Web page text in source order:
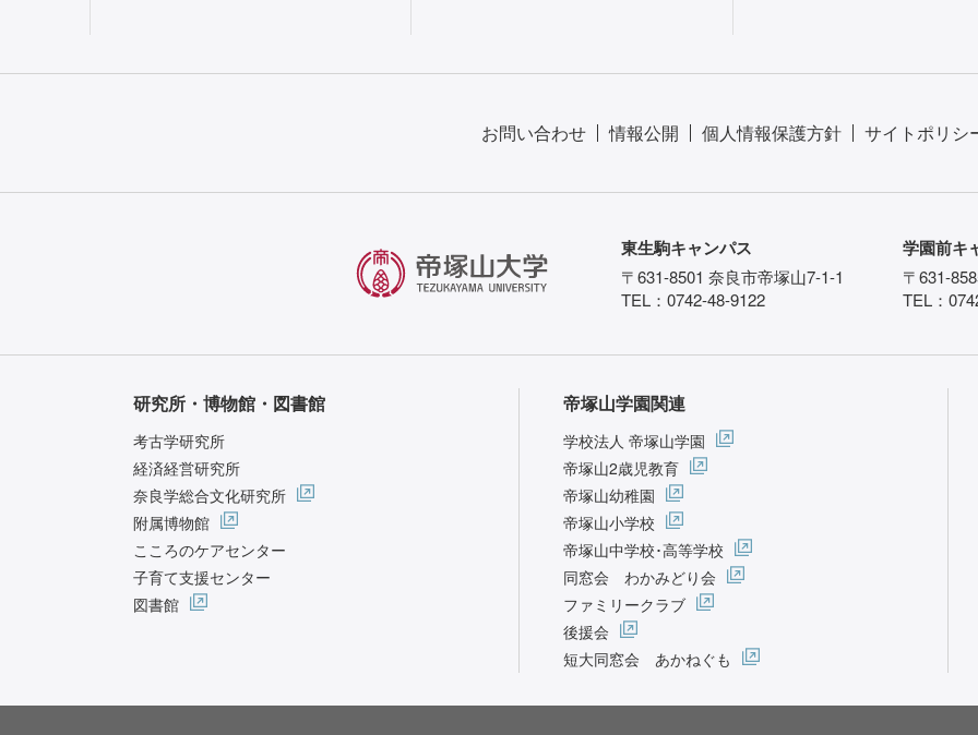
お問い合わせ 情報公開 個人情報保護方針 サイトポリシ
東生駒キャンパス
〒631-8501 奈良市帝塚山7-1-1
TEL：0742-48-9122
学園前キ
〒631-
TEL：
研究所・博物館・図書館
考古学研究所
経済経営研究所
奈良学総合文化研究所
附属博物館
こころのケアセンター
子育て支援センター
図書館
帝塚山学園関連
学校法人 帝塚山学園
帝塚山2歳児教育
帝塚山幼稚園
帝塚山小学校
帝塚山中学校･高等学校
同窓会 わかみどり会
ファミリークラブ
後援会
短大同窓会 あかねぐも